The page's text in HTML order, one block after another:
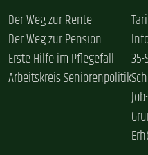
Der Weg zur Rente
Der Weg zur Pension
Erste Hilfe im Pflegefall
Arbeitskreis Seniorenpolitik